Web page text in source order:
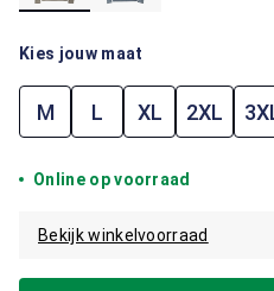
Kies jouw maat
M L XL 2XL
Online op voorraad
Bekijk winkelvoorraad